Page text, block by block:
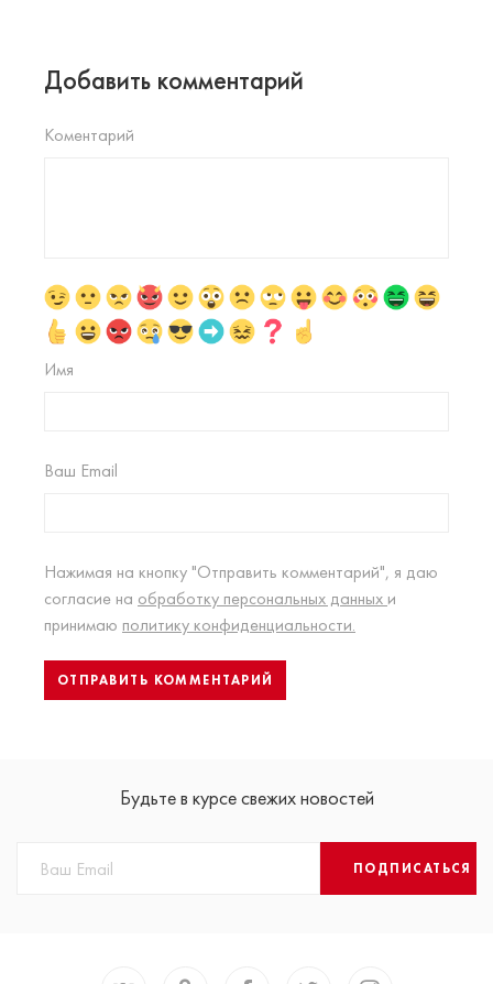
Добавить комментарий
Коментарий
Имя
Ваш Email
Нажимая на кнопку "Отправить комментарий", я даю
согласие на обработку персональных данных и
принимаю политику конфиденциальности.
Будьте в курсе свежих новостей
ПОДПИСАТЬСЯ